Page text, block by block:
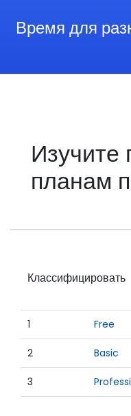
Время для
Изучите
планам
Классифицировать
1 Free
2 Basic
3